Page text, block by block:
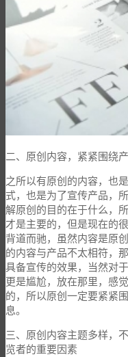
二、原创内容，紧紧围绕产
之所以有原创的内容，也
式，也是为了宣传产品，
解原创的目的在于什么，
才是主要的，但是现在的
背道而驰，虽然内容是原
的内容与产品不太相符，
具备宣传的效果，当然对
更是尴尬，放在那里，感
的，所以原创一定要紧紧
息。
三、原创内容主题多样，
览者的重要因素